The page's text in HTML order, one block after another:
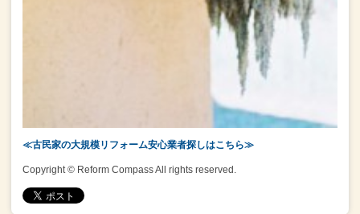
≪古民家の大規模リフォーム安心業者探しはこちら≫
Copyright © Reform Compass All rights reserved.